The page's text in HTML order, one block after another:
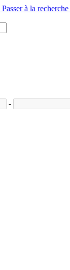
Passer à la recherche
-